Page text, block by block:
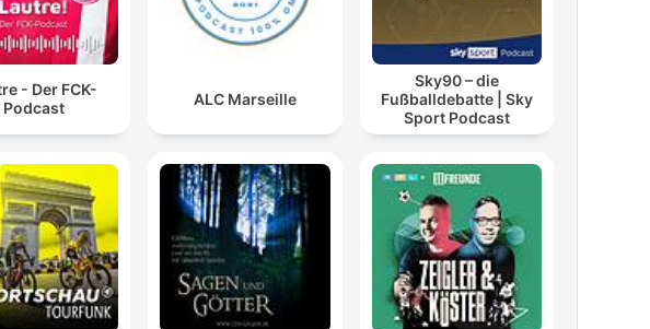
- Der FCK-
Podcast
ALC Marseille
Sky90 – die
Fußballdebatte | Sky
Sport Podcast